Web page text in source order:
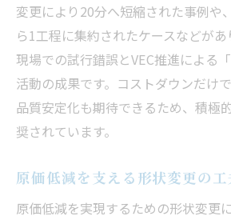
変更により20分へ短縮された事例や
ら1工程に集約されたケースなどがあ
現場での試行錯誤とVEC推進による
活動の成果です。コストダウンだけ
品質安定化も期待できるため、積極
奨されています。
原価低減を支える形状変更の工
原価低減を実現するための形状変更